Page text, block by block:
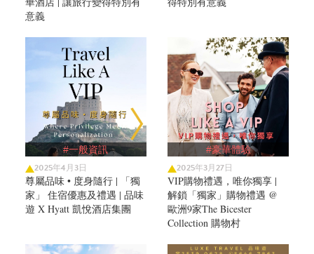
意義
#一般資訊
2025年4月3日
尊屬品味 • 度身隨行 | 「獨
家」 住宿優惠及禮遇 | 品味
遊 X Hyatt 凱悅酒店集團
#豪華體驗
2025年3月27日
VIP購物禮遇，唯你獨享 |
解鎖「獨家」購物禮遇 @
歐洲9家The Bicester
Collection 購物村